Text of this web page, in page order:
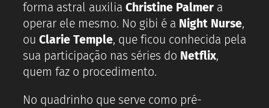
forma astral auxilia Christine Palmera
operar ele mesmo. No gibi é a Night Nurse,
ou Clarie Temple, que ficou conhecida pela
sua participação nas séries do Netflix,
quem faz o procedimento.
No quadrinho que serve como pré-